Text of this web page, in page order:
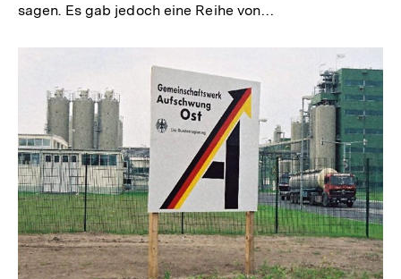
sagen. Es gab jedoch eine Reihe von…